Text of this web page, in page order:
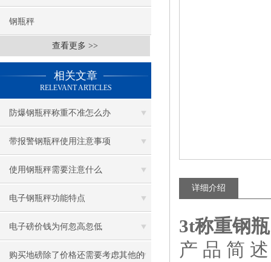
钢瓶秤
查看更多 >>
相关文章
RELEVANT ARTICLES
防爆钢瓶秤称重不准怎么办
带报警钢瓶秤使用注意事项
使用钢瓶秤需要注意什么
电子钢瓶秤功能特点
电子磅价钱为何忽高忽低
购买地磅除了价格还需要考虑其他的
详细介绍
3t称重钢
产 品 简 述